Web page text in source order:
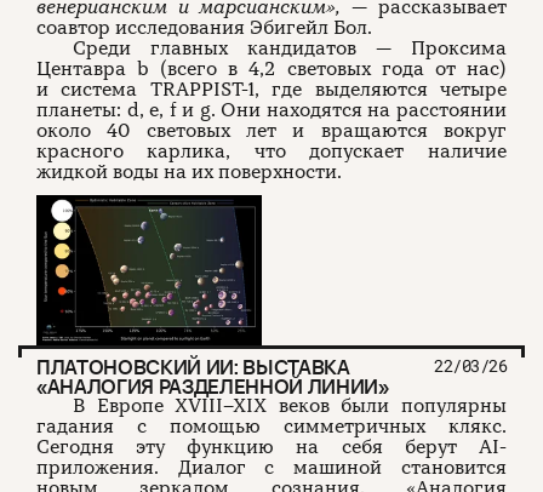
венерианским и марсианским», — рассказывает
соавтор исследования Эбигейл Бол.
Среди главных кандидатов — Проксима
Центавра b (всего в 4,2 световых года от нас)
и система TRAPPIST-1, где выделяются четыре
планеты: d, e, f и g. Они находятся на расстоянии
около 40 световых лет и вращаются вокруг
красного карлика, что допускает наличие
жидкой воды на их поверхности.
ПЛАТОНОВСКИЙ ИИ: ВЫСТАВКА
«АНАЛОГИЯ РАЗДЕЛЕННОЙ ЛИНИИ»
22/03/26
В Европе XVIII–XIX веков были популярны
гадания с помощью симметричных клякс.
Сегодня эту функцию на себя берут AI-
приложения. Диалог с машиной становится